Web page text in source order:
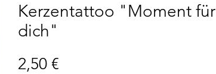
Kerzentattoo "Moment für
dich"
2,50 €